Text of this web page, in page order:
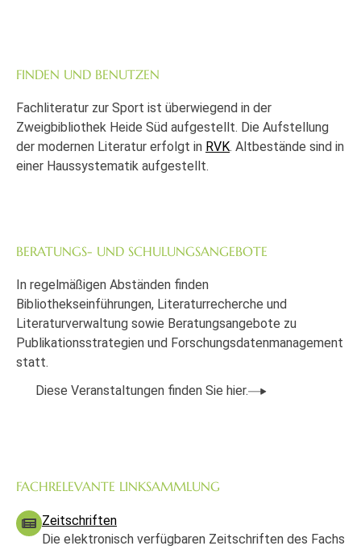
FINDEN UND BENUTZEN
Fachliteratur zur Sport ist überwiegend in der
Zweigbibliothek Heide Süd aufgestellt. Die Aufstellung
der modernen Literatur erfolgt in RVK. Altbestände sind in
einer Haussystematik aufgestellt.
BERATUNGS- UND SCHULUNGSANGEBOTE
In regelmäßigen Abständen finden
Bibliothekseinführungen, Literaturrecherche und
Literaturverwaltung sowie Beratungsangebote zu
Publikationsstrategien und Forschungsdatenmanagement
statt.
Diese Veranstaltungen finden Sie hier.
FACHRELEVANTE LINKSAMMLUNG
Zeitschriften
Die elektronisch verfügbaren Zeitschriften des Fachs